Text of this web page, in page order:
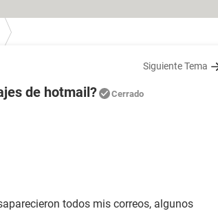
Siguiente Tema
de hotmail? Cerrado
todos mis correos, algunos